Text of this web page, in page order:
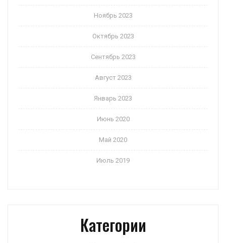
Ноябрь 2023
Октябрь 2023
Сентябрь 2023
Август 2023
Январь 2023
Июнь 2020
Май 2020
Июль 2019
Категории